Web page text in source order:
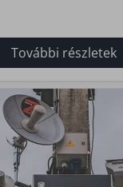
További részletek